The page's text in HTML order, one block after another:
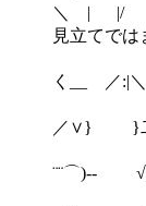
＼ | |/ 落
見立てでは
/ /
く__ ／
／
／∨} }二
/
¨¨⌒)-‐ √)
i{ .